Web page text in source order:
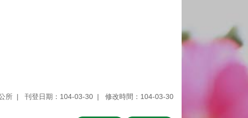
所 刊登日期：104-03-30 修改時間：104-03-30